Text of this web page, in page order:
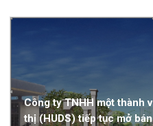
Công ty TNHH một thành
thị (HUDS) tiếp tục mở